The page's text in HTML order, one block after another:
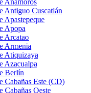
Anamorós
Antiguo Cuscatlán
Apastepeque
Apopa
Arcatao
Armenia
Atiquizaya
Azacualpa
Berlín
Cabañas Este (CD)
Cabañas Oeste